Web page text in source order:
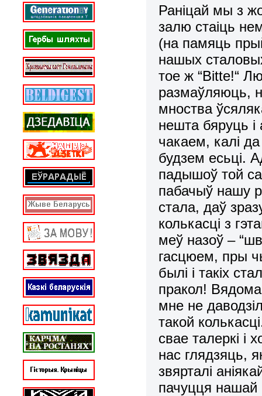
Раніцай мы з
залю стаіць
(на памяць
нашых
тое ж “Bitte!“
размаўляюць,
мноства
нешта бяруць
чакаем, калі
будзем есьці.
падышоў той
пабачыў нашу
стала, даў
колькасці з
меў назоў –
гасцюем, пры
былі і такіх
пракол!
мне не
такой
свае талеркі і
нас глядзяць,
звярталі
пачуцця нашай